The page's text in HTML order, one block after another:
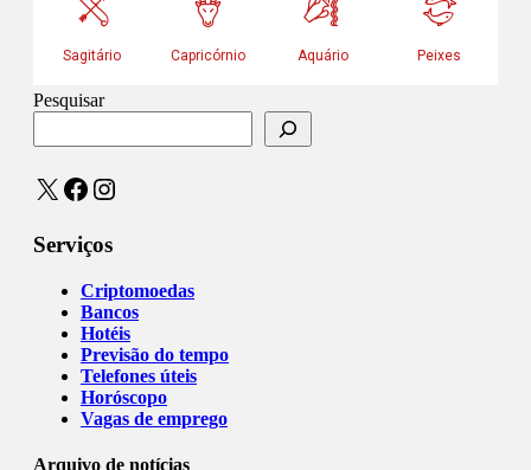
Pesquisar
X Facebook
Instagram
Serviços
Criptomoedas
Bancos
Hotéis
Previsão do tempo
Telefones úteis
Horóscopo
Vagas de emprego
Arquivo de notícias